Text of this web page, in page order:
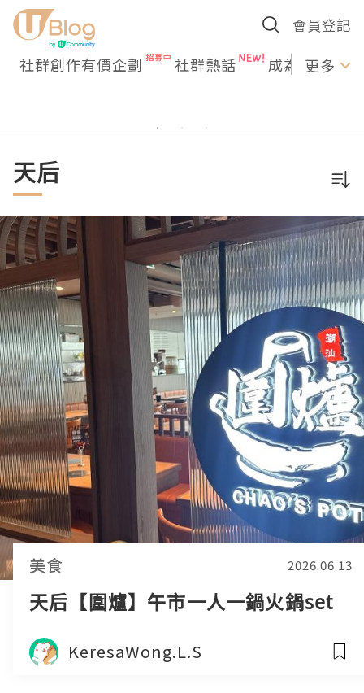
會員登記
社群創作有價企劃 社群熱話 成為U更多
天后
美食 2026.06.13
天后【圍爐】午市一人一鍋火鍋set
KeresaWong.L.S